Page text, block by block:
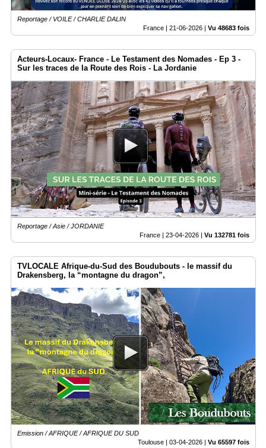
Reportage / VOILE / CHARLIE DALIN
France | 21-06-2026 | Vu 48683 fois
Acteurs-Locaux- France - Le Testament des Nomades - Ep 3 -
Sur les traces de la Route des Rois - La Jordanie
Reportage / Asie / JORDANIE
France | 23-04-2026 | Vu 132781 fois
TVLOCALE Afrique-du-Sud des Boudubouts - le massif du
Drakensberg, la “montagne du dragon”,
Emission / AFRIQUE / AFRIQUE DU SUD
Toulouse | 03-04-2026 Vu 65597 fois